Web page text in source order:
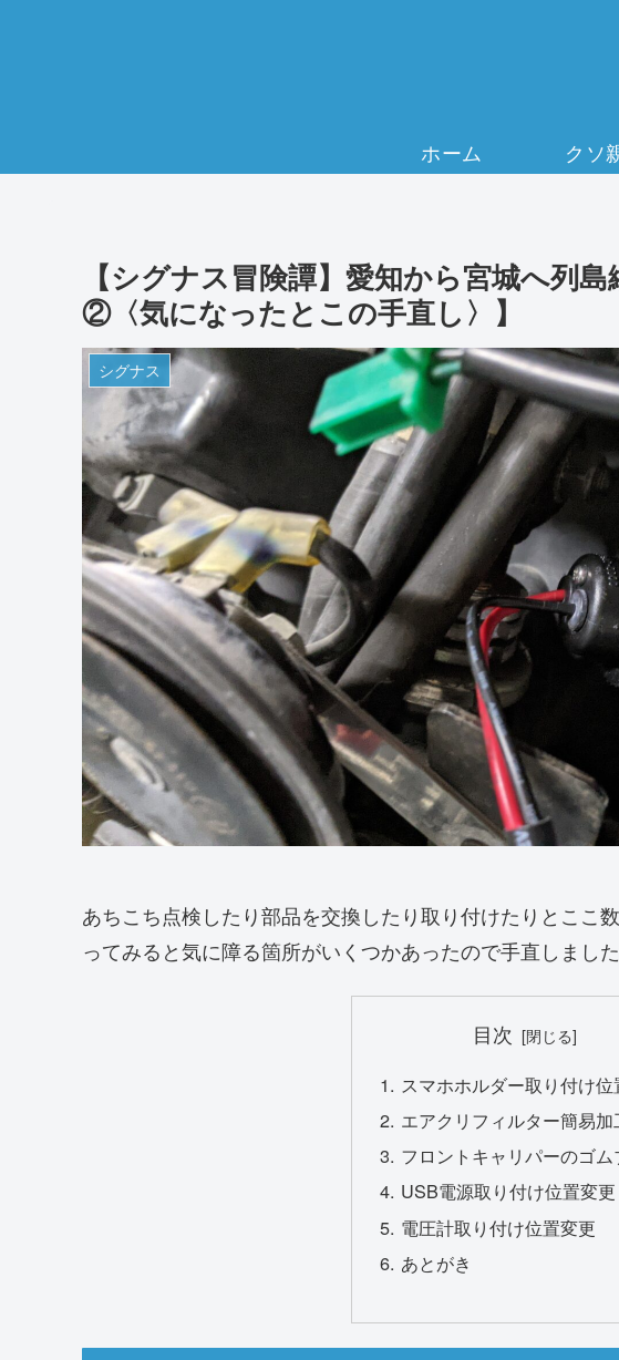
ホーム クソ
【シグナス冒険譚】愛知から宮城へ列
②〈気になったとこの手直し〉】
シグナス
あちこち点検したり部品を交換したり取り付けたりとここ
ってみると気に障る箇所がいくつかあったので手直しました
目次
スマホホルダー取り付け位
エアクリフィルター簡易加
フロントキャリパーのゴム
USB電源取り付け位置変更
電圧計取り付け位置変更
あとがき